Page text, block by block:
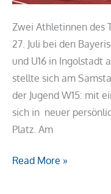
Zwei Athletinnen des
27. Juli bei den
und U16 in Ingolstadt
stellte sich am
der Jugend W15: mit
sich in neuer
Platz. Am
Read More »